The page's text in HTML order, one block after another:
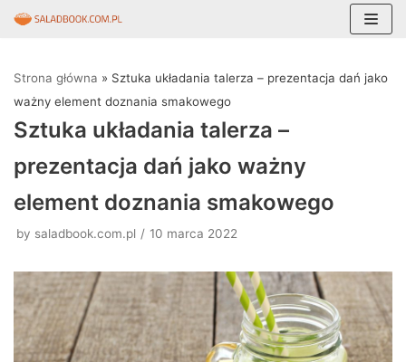
do
treści
Strona główna » Sztuka układania talerza – prezentacja dań jako
ważny element doznania smakowego
Sztuka układania talerza –
prezentacja dań jako ważny
element doznania smakowego
by saladbook.com.pl 10 marca 2022